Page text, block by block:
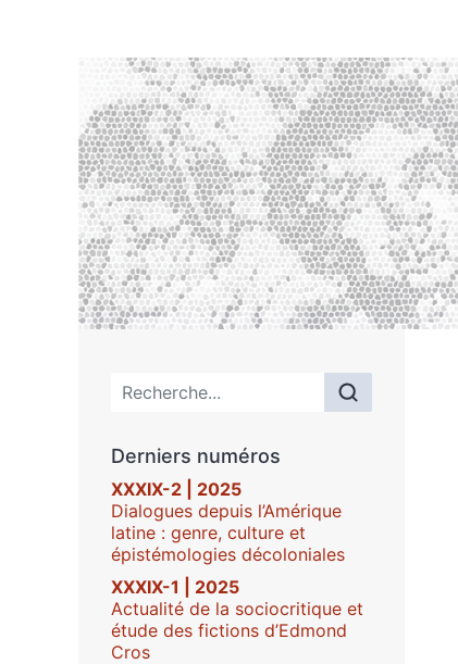
Menu principal
Derniers numéros
XXXIX-2 | 2025
Dialogues depuis l’Amérique
latine : genre, culture et
épistémologies décoloniales
XXXIX-1 | 2025
Actualité de la sociocritique et
étude des fictions d’Edmond
Cros